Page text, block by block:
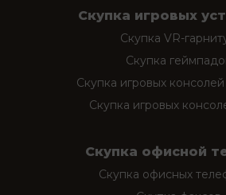
Скупка игровых
Скупка VR-
Скупка
Скупка игровых
Скупка игровых
Скупка офисной
Скупка офисных